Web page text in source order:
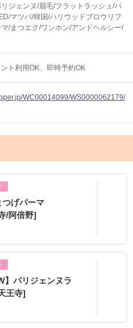
ジェンヌ/眉毛/フラットラッシュ/パ
マツパ/韓国/ハリウッドブロウリフ
/まつエク/ワンホン/アンドヘルシー/
ト利用OK 即時予約OK
WC00014099/WS0000062179/
つげパーマ
/阿倍野]
】パリジェンヌラ
王寺]